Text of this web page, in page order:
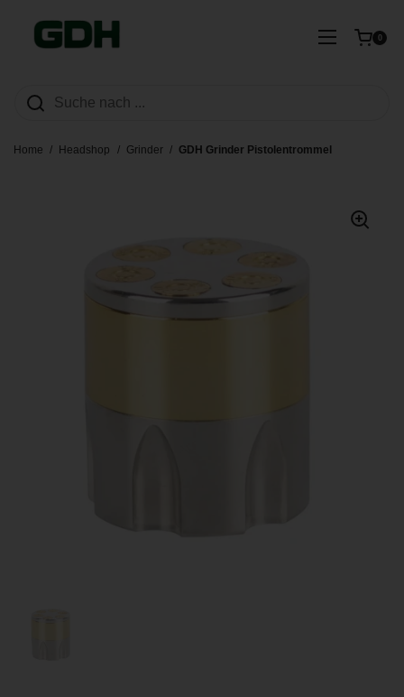
MenüWarenkorb
0
Home / Headshop / Grinder / GDH Grinder Pistolentrommel